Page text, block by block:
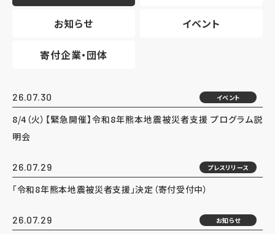
お知らせ イベント
寄付企業・団体
26.07.30 イベント
8/4（火）【緊急開催】令和8年熊本地震被災者支援 プログラム説
明会
26.07.29 プレスリリース
「令和8年熊本地震被災者支援」決定（寄付受付中）
26.07.29 お知らせ